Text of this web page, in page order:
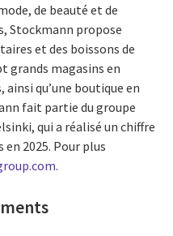
de beauté et de
Stockmann propose
et des boissons de
grands magasins en
qu’une boutique en
fait partie du groupe
qui a réalisé un chiffre
en 2025. Pour plus